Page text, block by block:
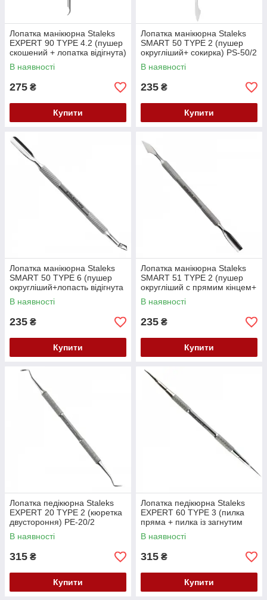
Лопатка манікюрна Staleks
EXPERT 90 TYPE 4.2 (пушер
скошений + лопатка відігнута)
PE-90/4.2
В наявності
275 ₴
Купити
Лопатка манікюрна Staleks
SMART 50 TYPE 2 (пушер
округліший+ сокирка) PS-50/2
В наявності
235 ₴
Купити
Лопатка манікюрна Staleks
SMART 50 TYPE 6 (пушер
округліший+лопасть відігнута
)В наявності
235 ₴
Купити
Лопатка манікюрна Staleks
SMART 51 TYPE 2 (пушер
округліший с прямим кінцем+
сокирка) PS-51/2
В наявності
235 ₴
Купити
Лопатка педікюрна Staleks
EXPERT 20 TYPE 2 (кюретка
двустороння) PE-20/2
В наявності
315 ₴
Купити
Лопатка педікюрна Staleks
EXPERT 60 TYPE 3 (пилка
пряма + пилка із загнутим
кінцем) PE-60/3
В наявності
315 ₴
Купити